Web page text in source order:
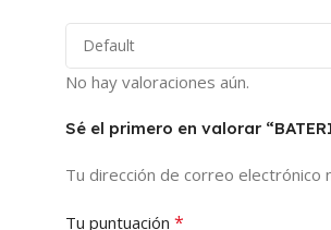
No hay valoraciones aún.
Sé el primero en valorar
Tu dirección de correo electrónico
Tu puntuación *